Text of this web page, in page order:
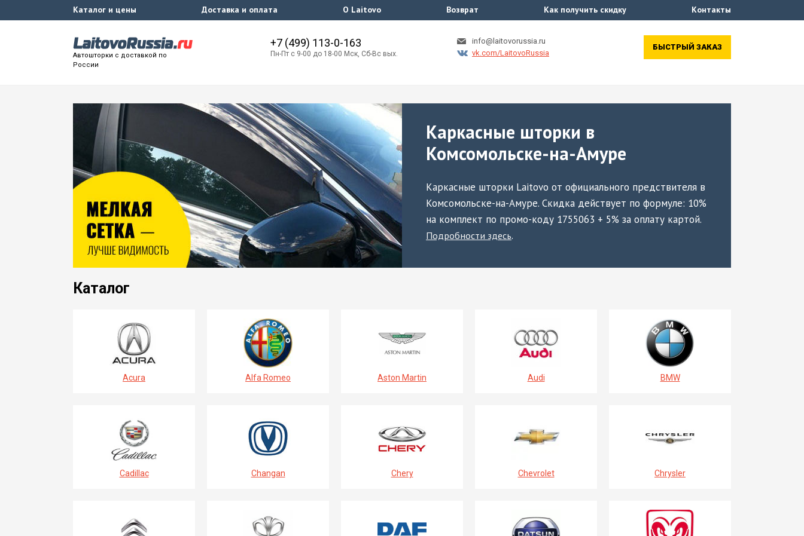
Каталог и цены Доставка и оплата О Laitovo Возврат Как получить скидку Контакты
БЫСТРЫЙ ЗАКАЗ
Автошторки с доставкой по
России
+7 (499) 113-0-163
Пн-Пт с 9-00 до 18-00 Мск, Сб-Вс вых.
info@laitovorussia.ru
vk.com/LaitovoRussia
Каркасные шторки в
Комсомольске-на-Амуре
Каркасные шторки Laitovo от официального предствителя в
Комсомольске-на-Амуре. Скидка действует по формуле: 10%
на комплект по промо-коду 1755063 + 5% за оплату картой.
Подробности здесь.
Каталог
Acura Alfa Romeo Aston Martin Audi BMW
Cadillac Changan Chery Chevrolet Chrysler